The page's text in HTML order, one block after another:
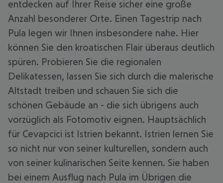
entdecken auf Ihrer Reise sicher eine große
Anzahl besonderer Orte. Einen Tagestrip nach
Pula legen wir Ihnen insbesondere nahe. Hier
können Sie den kroatischen Flair überaus deutlich
spüren. Probieren Sie die regionalen
Delikatessen, lassen Sie sich durch die malerische
Altstadt treiben und schauen Sie sich die
schönen Gebäude an - die sich übrigens auch
vorzüglich als Fotomotiv eignen. Hauptsächlich
für Cevapcici ist Istrien bekannt. Istrien lernen Sie
so nicht nur von seiner kulturellen, sondern auch
von seiner kulinarischen Seite kennen. Sie haben
bei einem Ausflug nach Pula im Übrigen die